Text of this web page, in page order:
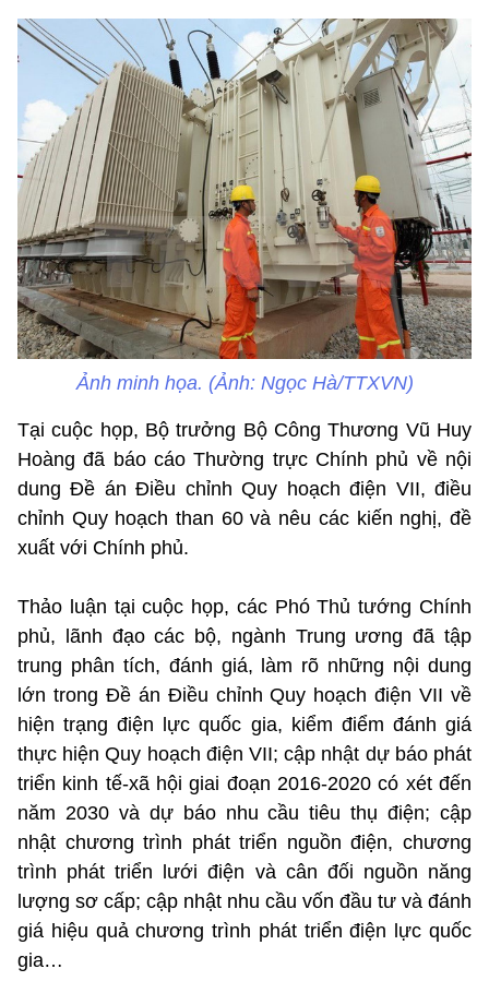
Ảnh minh họa. (Ảnh: Ngọc Hà/TTXVN)
Tại cuộc họp, Bộ trưởng Bộ Công Thương Vũ Huy
Hoàng đã báo cáo Thường trực Chính phủ về nội
dung Đề án Điều chỉnh Quy hoạch điện VII, điều
chỉnh Quy hoạch than 60 và nêu các kiến nghị, đề
xuất với Chính phủ.
Thảo luận tại cuộc họp, các Phó Thủ tướng Chính
phủ, lãnh đạo các bộ, ngành Trung ương đã tập
trung phân tích, đánh giá, làm rõ những nội dung
lớn trong Đề án Điều chỉnh Quy hoạch điện VII về
hiện trạng điện lực quốc gia, kiểm điểm đánh giá
thực hiện Quy hoạch điện VII; cập nhật dự báo phát
triển kinh tế-xã hội giai đoạn 2016-2020 có xét đến
năm 2030 và dự báo nhu cầu tiêu thụ điện; cập
nhật chương trình phát triển nguồn điện, chương
trình phát triển lưới điện và cân đối nguồn năng
lượng sơ cấp; cập nhật nhu cầu vốn đầu tư và đánh
giá hiệu quả chương trình phát triển điện lực quốc
gia…